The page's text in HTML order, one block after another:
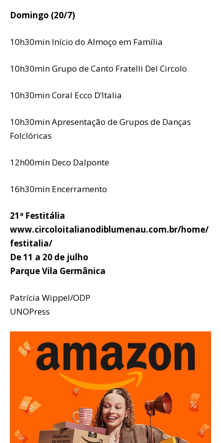
Domingo (20/7)
10h30min Início do Almoço em Família
10h30min Grupo de Canto Fratelli Del Circolo
10h30min Coral Ecco D’Italia
10h30min Apresentação de Grupos de Danças
Folclóricas
12h00min Deco Dalponte
16h30min Encerramento
21ª Festitália
www.circoloitalianodiblumenau.com.br/home/
festitalia/
De 11 a 20 de julho
Parque Vila Germânica
Patrícia Wippel/ODP
UNOPress